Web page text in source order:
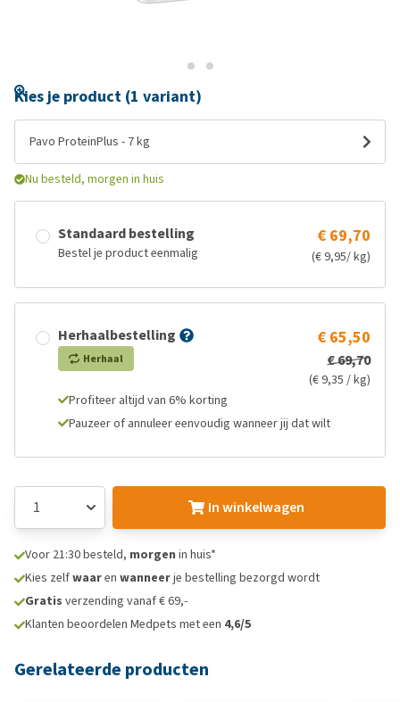
Kies je product (1 variant)
Pavo ProteinPlus - 7 kg
Nu besteld, morgen in huis
Standaard bestelling
Bestel je product eenmalig
€ 69,70
(€ 9,95/ kg)
Herhaalbestelling
Herhaal
€ 65,50
€ 69,70
(€ 9,35 / kg)
Profiteer altijd van 6% korting
Pauzeer of annuleer eenvoudig wanneer jij dat wilt
In winkelwagen
Voor 21:30 besteld, morgen in huis*
Kies zelfwaaren wanneerje bestelling bezorgd wordt
Gratis verzending vanaf € 69,-
Klanten beoordelen Medpets met een 4,6/5
Gerelateerde producten